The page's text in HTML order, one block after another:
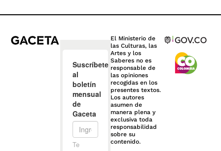
El Ministerio de
las Culturas, las
Artes y los
Saberes no es
responsable de
las opiniones
recogidas en los
presentes textos.
Los autores
asumen de
manera plena y
exclusiva toda
responsabilidad
sobre su
contenido.